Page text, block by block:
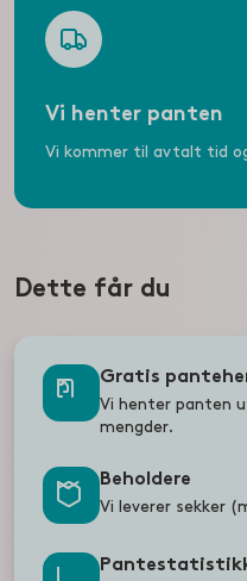
Vi henter panten
Vi kommer til avtalt tid
Dette får du
Gratis
Vi henter panten
mengder.
Beholdere
Vi leverer sekker